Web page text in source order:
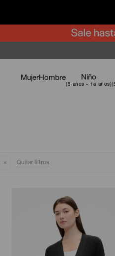
MujerHombre Niño
Quitar filtros